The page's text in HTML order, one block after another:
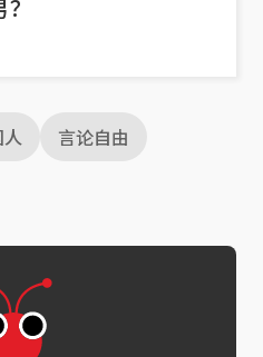
？
人
言论自由